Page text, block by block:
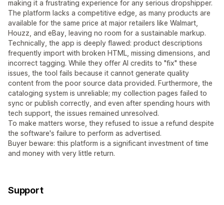
making it a frustrating experience for any serious dropshipper.
The platform lacks a competitive edge, as many products are
available for the same price at major retailers like Walmart,
Houzz, and eBay, leaving no room for a sustainable markup.
Technically, the app is deeply flawed: product descriptions
frequently import with broken HTML, missing dimensions, and
incorrect tagging. While they offer AI credits to "fix" these
issues, the tool fails because it cannot generate quality
content from the poor source data provided. Furthermore, the
cataloging system is unreliable; my collection pages failed to
sync or publish correctly, and even after spending hours with
tech support, the issues remained unresolved.
To make matters worse, they refused to issue a refund despite
the software's failure to perform as advertised.
Buyer beware: this platform is a significant investment of time
and money with very little return.
Support